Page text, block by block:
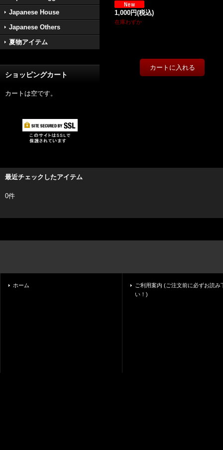
Japanese House
Japanese Others
夏物アイテム
ショッピングカート
カートは空です。
1,000円(税込)
在庫わずか
最近チェックしたアイテム
0件
ホーム
ご利用案内 (ご注文前に必ずお読み
い！)